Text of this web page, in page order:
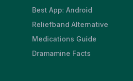
Best App: Android
Reliefband Alternative
Medications Guide
Dramamine Facts